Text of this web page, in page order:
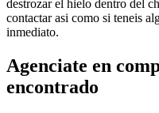
destrozar el hielo dentro del
contactar asi­ como si teneis
inmediato.
Agenciate en
encontrado